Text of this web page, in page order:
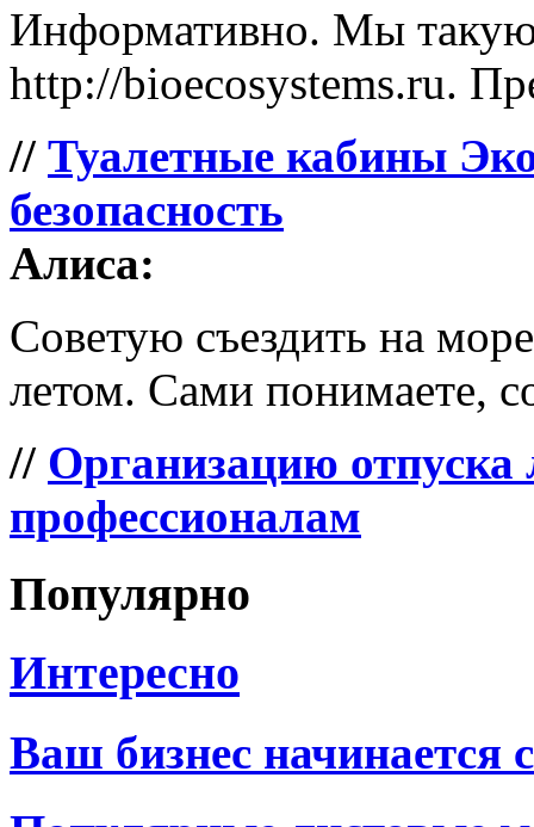
Информативно. Мы такую
http://bioecosystems.ru.
// Туалетные кабины
безопасность
Алиса:
Советую съездить на
летом. Сами понимаете,
// Организацию отпуска
профессионалам
Популярно
Интересно
Ваш бизнес начинается